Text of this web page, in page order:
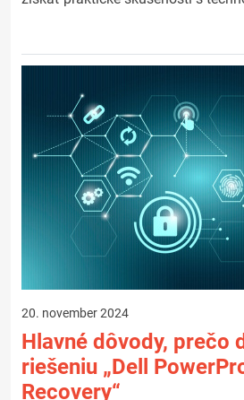
20. november 2024
Hlavné dôvody, prečo
riešeniu „Dell
Recovery“